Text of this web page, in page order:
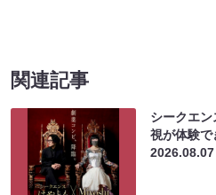
関連記事
シークエ
視が体験
2026.08.07